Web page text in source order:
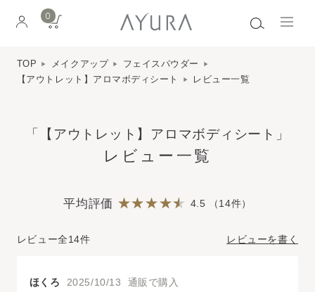
0
TOP メイクアップ
フェイスパウダー
【アウトレット】アロマボディシート
レビュー一覧
「【アウトレット】アロマボディシート」
レビュー一覧
平均評価 4.5 （14件）
レビュー全14件 レビューを書く
ほくろ 2025/10/13 通販で購入